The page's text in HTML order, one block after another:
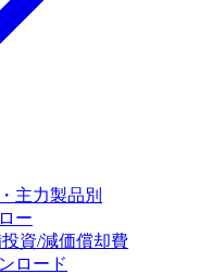
主力製品別
ー
資/減価償却費
ロード